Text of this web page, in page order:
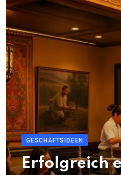
GESCHÄFTSIDEEN
Erfolgreich